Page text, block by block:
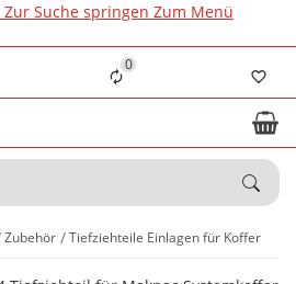
Zur Suche springen Zum Menü
0
Zubehör Tiefziehteile Einlagen für Koffer